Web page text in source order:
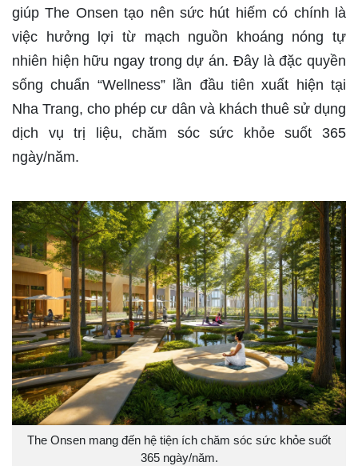
giúp The Onsen tạo nên sức hút hiếm có chính là
việc hưởng lợi từ mạch nguồn khoáng nóng tự
nhiên hiện hữu ngay trong dự án. Đây là đặc quyền
sống chuẩn “Wellness” lần đầu tiên xuất hiện tại
Nha Trang, cho phép cư dân và khách thuê sử dụng
dịch vụ trị liệu, chăm sóc sức khỏe suốt 365
ngày/năm.
The Onsen mang đến hệ tiện ích chăm sóc sức khỏe suốt
365 ngày/năm.